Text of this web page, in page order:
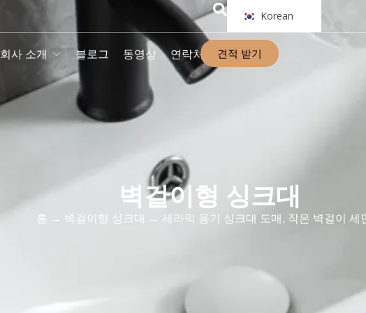
Korean
회사 소개 블로그 동영상 연락처 견적 받기
벽걸이형 싱크대
홈 → 벽걸이형 싱크대 → 세라믹 용기 싱크대 도매, 작은 벽걸이 세